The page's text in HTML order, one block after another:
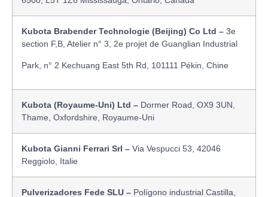
Kubota Brabender Technologie (Beijing) Co Ltd – 3e
section F,B, Atelier n° 3, 2e projet de Guanglian Industrial
Park, n° 2 Kechuang East 5th Rd, 101111 Pékin, Chine
Kubota (Royaume-Uni) Ltd – Dormer Road, OX9 3UN,
Thame, Oxfordshire, Royaume-Uni
Kubota Gianni Ferrari Srl – Via Vespucci 53, 42046
Reggiolo, Italie
Pulverizadores Fede SLU – Polígono industrial Castilla,